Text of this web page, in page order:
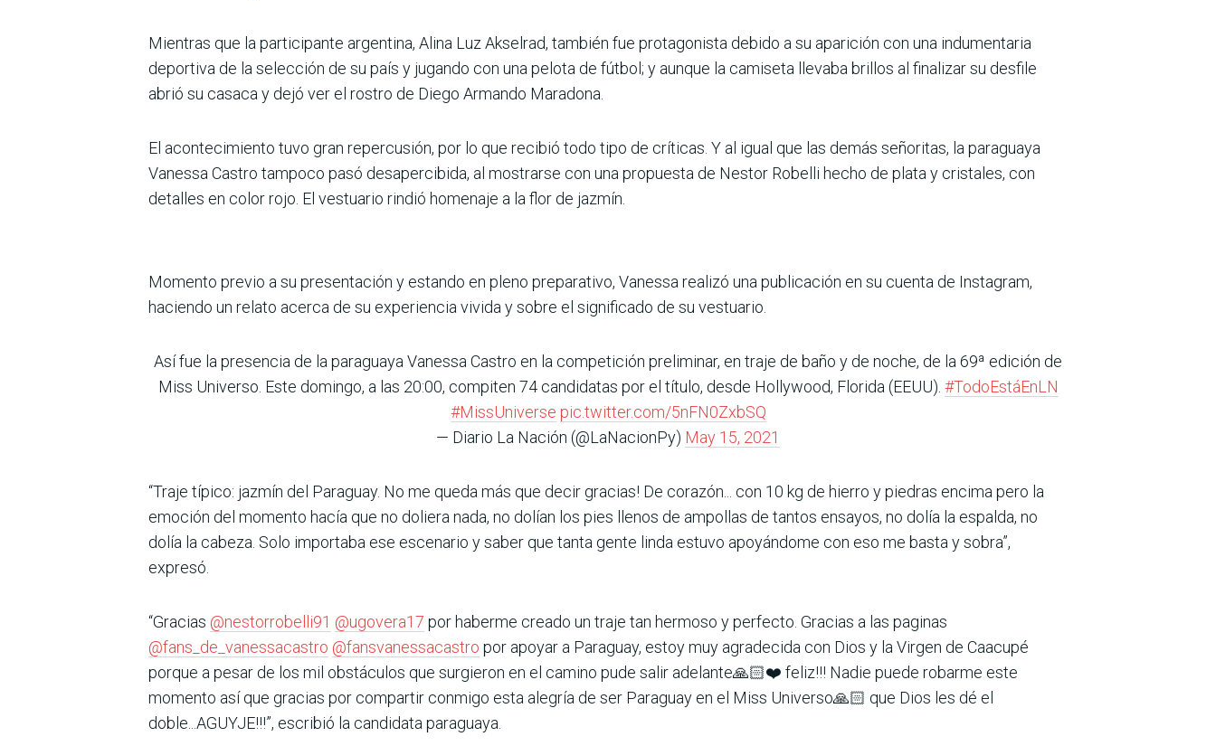
Mientras que la participante argentina, Alina Luz Akselrad, también fue protagonista debido a su aparición con una indumentaria
deportiva de la selección de su país y jugando con una pelota de fútbol; y aunque la camiseta llevaba brillos al finalizar su desfile
abrió su casaca y dejó ver el rostro de Diego Armando Maradona.
El acontecimiento tuvo gran repercusión, por lo que recibió todo tipo de críticas. Y al igual que las demás señoritas, la paraguaya
Vanessa Castro tampoco pasó desapercibida, al mostrarse con una propuesta de Nestor Robelli hecho de plata y cristales, con
detalles en color rojo. El vestuario rindió homenaje a la flor de jazmín.
Momento previo a su presentación y estando en pleno preparativo, Vanessa realizó una publicación en su cuenta de Instagram,
haciendo un relato acerca de su experiencia vivida y sobre el significado de su vestuario.
Así fue la presencia de la paraguaya Vanessa Castro en la competición preliminar, en traje de baño y de noche, de la 69ª edición de
Miss Universo. Este domingo, a las 20:00, compiten 74 candidatas por el título, desde Hollywood, Florida (EEUU). #TodoEstáEnLN
#MissUniverse pic.twitter.com/5nFN0ZxbSQ
— Diario La Nación (@LaNacionPy) May 15, 2021
“Traje típico: jazmín del Paraguay. No me queda más que decir gracias! De corazón... con 10 kg de hierro y piedras encima pero la
emoción del momento hacía que no doliera nada, no dolían los pies llenos de ampollas de tantos ensayos, no dolía la espalda, no
dolía la cabeza. Solo importaba ese escenario y saber que tanta gente linda estuvo apoyándome con eso me basta y sobra”,
expresó.
“Gracias @nestorrobelli91 @ugovera17 por haberme creado un traje tan hermoso y perfecto. Gracias a las paginas
@fans_de_vanessacastro @fansvanessacastro por apoyar a Paraguay, estoy muy agradecida con Dios y la Virgen de Caacupé
porque a pesar de los mil obstáculos que surgieron en el camino pude salir adelante🙏🏻❤️ feliz!!! Nadie puede robarme este
momento así que gracias por compartir conmigo esta alegría de ser Paraguay en el Miss Universo🙏🏻 que Dios les dé el
doble...AGUYJE!!!”, escribió la candidata paraguaya.